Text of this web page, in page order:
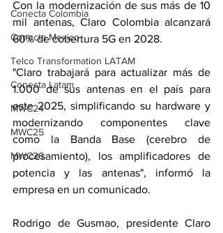
Conecta Colombia
Conecta Mexico
Telco Transformation LATAM
Conecta Latam
MWC24
MWC25
MWC26
Con la modernización de sus más de 10
mil antenas, Claro Colombia alcanzará
60% de cobertura 5G en 2028.
"Claro trabajará para actualizar más de
1.000 de sus antenas en el país para
este 2025, simplificando su hardware y
modernizando componentes clave
como la Banda Base (cerebro de
procesamiento), los amplificadores de
potencia y las antenas", informó la
empresa en un comunicado.
Rodrigo de Gusmao, presidente Claro